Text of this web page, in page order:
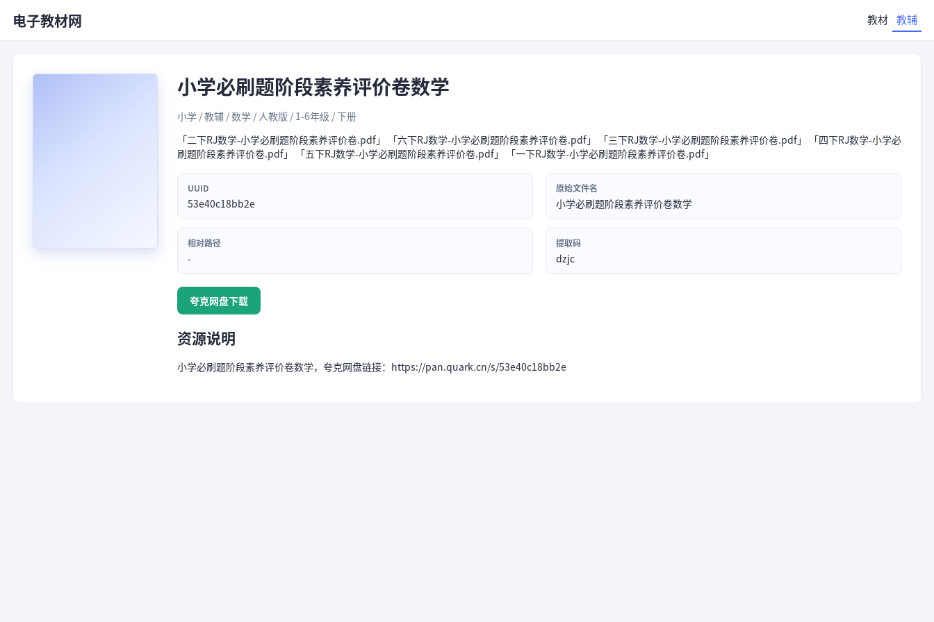
电子教材网 教材 教辅
小学必刷题阶段素养评价卷数学
小学 / 教辅 / 数学 / 人教版 / 1-6年级 / 下册
「二下RJ数学-小学必刷题阶段素养评价卷.pdf」 「六下RJ数学-小学必刷题阶段素养评价卷.pdf」 「三下RJ数学-小学必刷题阶段素养评价卷.pdf」 「四下RJ数学-小学必
刷题阶段素养评价卷.pdf」 「五下RJ数学-小学必刷题阶段素养评价卷.pdf」 「一下RJ数学-小学必刷题阶段素养评价卷.pdf」
UUID
53e40c18bb2e
原始文件名
小学必刷题阶段素养评价卷数学
相对路径
-
提取码
dzjc
夸克网盘下载
资源说明
小学必刷题阶段素养评价卷数学，夸克网盘链接：https://pan.quark.cn/s/53e40c18bb2e